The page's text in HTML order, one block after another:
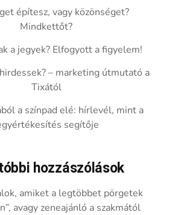
építesz, vagy közönséget?
Mindkettőt?
a jegyek? Elfogyott a figyelem!
– marketing útmutató a
Tixától
a színpad elé: hírlevél, mint a
segítője
hozzászólások
amiket a legtöbbet pörgetek
avagy zeneajánló a szakmától